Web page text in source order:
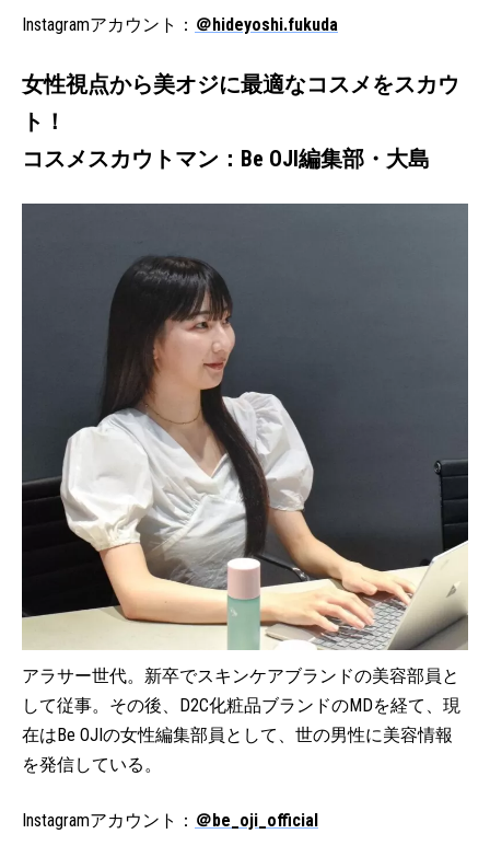
Instagramアカウント： ＠hideyoshi.fukuda
女性視点から美オジに最適なコスメをスカウ
ト！
コスメスカウトマン：Be OJI編集部・大島
アラサー世代。新卒でスキンケアブランドの美容部員と
して従事。その後、D2C化粧品ブランドのMDを経て、現
在はBe OJIの女性編集部員として、世の男性に美容情報
を発信している。
Instagramアカウント： ＠be_oji_official